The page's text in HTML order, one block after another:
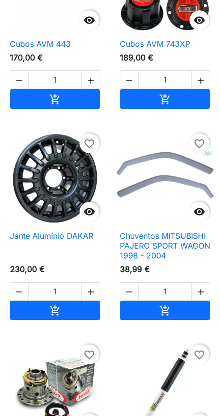

Cubos AVM 443
170,00 €
 


Cubos AVM 743XP
189,00 €
 


favorite_border
Jante Alumínio DAKAR
230,00 €
 


favorite_border
Chuventos MITSUBISHI
PAJERO SPORT WAGON
1998 - 2004
38,99 €
 

favorite_border favorite_border